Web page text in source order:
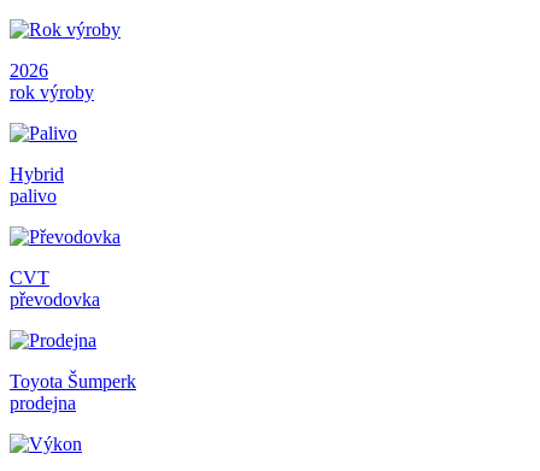
2026
rok výroby
Hybrid
palivo
CVT
převodovka
Toyota Šumperk
prodejna